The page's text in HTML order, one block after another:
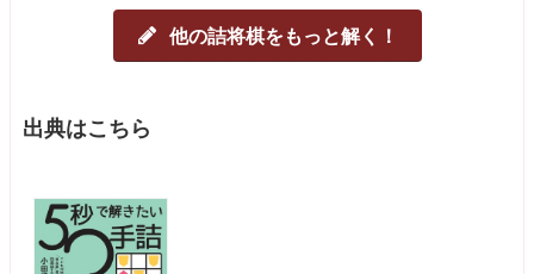
他の詰将棋をもっと解く！
出典はこちら